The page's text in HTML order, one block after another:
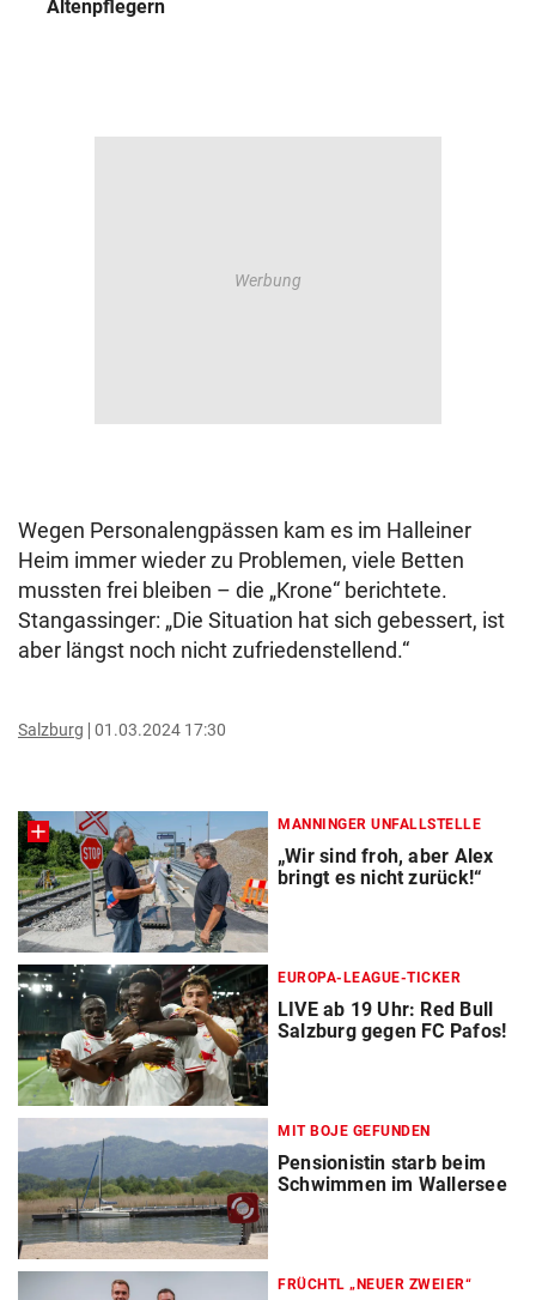
Altenpflegern
Wegen Personalengpässen kam es im Halleiner
Heim immer wieder zu Problemen, viele Betten
mussten frei bleiben – die „Krone“ berichtete.
Stangassinger: „Die Situation hat sich gebessert, ist
aber längst noch nicht zufriedenstellend.“
Salzburg 01.03.2024 17:30
MANNINGER UNFALLSTELLE
„Wir sind froh, aber Alex
bringt es nicht zurück!“
EUROPA-LEAGUE-TICKER
LIVE ab 19 Uhr: Red Bull
Salzburg gegen FC Pafos!
MIT BOJE GEFUNDEN
Pensionistin starb beim
Schwimmen im Wallersee
FRÜCHTL „NEUER ZWEIER“